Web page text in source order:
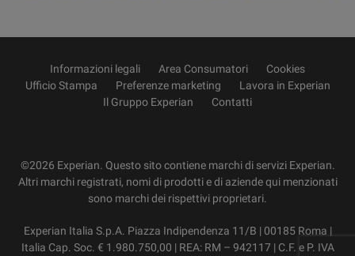
Informazioni legali Area Consumatori
Cookies
Ufficio Stampa
Preferenze marketing
Lavora in Experian
Il Gruppo Experian
Contatti
©2026 Experian. Questo sito contiene marchi di servizi Experian.
Altri marchi registrati, nomi di prodotti e di aziende qui menzionati
sono marchi dei rispettivi proprietari.
Experian Italia S.p.A. Piazza Indipendenza 11/B | 00185 Roma |
Italia Cap. Soc. € 1.980.750,00 | REA: RM – 942117 | C.F. e P. IVA